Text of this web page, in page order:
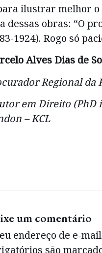
ilustrar melhor
dessas obras: “O
1924). Rogo só
Alves Dias de
Regional da
em Direito (PhD
– KCL
um comentário
endereço de e-
são